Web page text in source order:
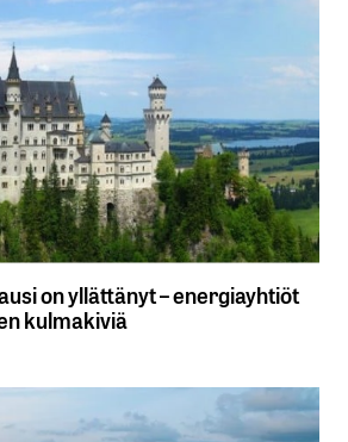
on yllättänyt – energiayhtiöt
kulmakiviä